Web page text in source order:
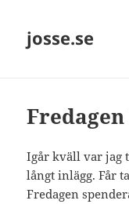
josse.se
Igår kväll var jag
långt inlägg. Får
Fredagen